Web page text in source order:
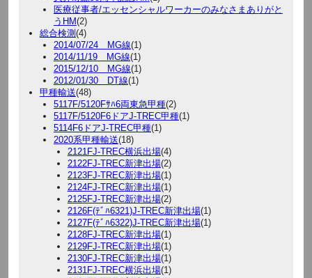
医療従事者/エッセンシャルワーカーのみなさまありがと
うHM(2)
総合検測 (4)
2014/07/24 MG線(1)
2014/11/19 MG線(1)
2015/12/10 MG線(1)
2012/01/30 DT線(1)
甲種輸送(48)
5117F/5120Fｻﾊ6両東急甲種(2)
5117F/5120F6ドアJ-TREC甲種(1)
5114F6ドアJ-TREC甲種(1)
2020系甲種輸送(18)
2121FJ-TREC横浜出場(4)
2122FJ-TREC新津出場(2)
2123FJ-TREC新津出場(1)
2124FJ-TREC新津出場(1)
2125FJ-TREC新津出場(2)
2126F(ﾃﾞﾊ6321)J-TREC新津出場(1)
2127F(ﾃﾞﾊ6322)J-TREC新津出場(1)
2128FJ-TREC新津出場(1)
2129FJ-TREC新津出場(1)
2130FJ-TREC新津出場(1)
2131FJ-TREC横浜出場(1)